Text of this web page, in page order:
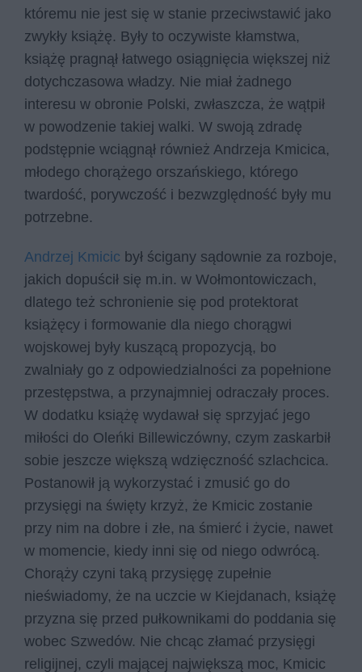
któremu nie jest się w stanie przeciwstawić jako
zwykły książę. Były to oczywiste kłamstwa,
książę pragnął łatwego osiągnięcia większej niż
dotychczasowa władzy. Nie miał żadnego
interesu w obronie Polski, zwłaszcza, że wątpił
w powodzenie takiej walki. W swoją zdradę
podstępnie wciągnął również Andrzeja Kmicica,
młodego chorążego orszańskiego, którego
twardość, porywczość i bezwzględność były mu
potrzebne.
Andrzej Kmicic był ścigany sądownie za rozboje,
jakich dopuścił się m.in. w Wołmontowiczach,
dlatego też schronienie się pod protektorat
książęcy i formowanie dla niego chorągwi
wojskowej były kuszącą propozycją, bo
zwalniały go z odpowiedzialności za popełnione
przestępstwa, a przynajmniej odraczały proces.
W dodatku książę wydawał się sprzyjać jego
miłości do Oleńki Billewiczówny, czym zaskarbił
sobie jeszcze większą wdzięczność szlachcica.
Postanowił ją wykorzystać i zmusić go do
przysięgi na święty krzyż, że Kmicic zostanie
przy nim na dobre i złe, na śmierć i życie, nawet
w momencie, kiedy inni się od niego odwrócą.
Chorąży czyni taką przysięgę zupełnie
nieświadomy, że na uczcie w Kiejdanach, książę
przyzna się przed pułkownikami do poddania się
wobec Szwedów. Nie chcąc złamać przysięgi
religijnej, czyli mającej największą moc, Kmicic